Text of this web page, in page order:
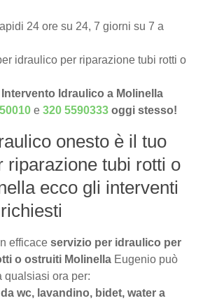
24 ore su 24, 7 giorni su 7 a
idraulico per riparazione tubi rotti o
Idraulico a Molinella
e320 5590333 oggi stesso!
onesto è il tuo
riparazione tubi rotti o
ecco gli interventi
efficaceservizio per idraulico per
o ostruiti Molinella Eugenio può
qualsiasi ora per:
wc, lavandino, bidet, water a